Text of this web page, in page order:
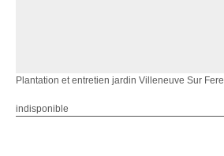
Plantation et entretien jardin Villeneuve Sur Fere
indisponible